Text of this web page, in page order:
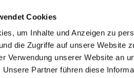
Cookies
um Inhalte und Anzeigen zu
die Zugriffe auf unsere Website
Verwendung unserer Website an
Unsere Partner führen diese